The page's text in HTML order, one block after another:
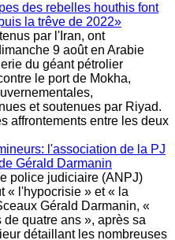
des rebelles houthis font
la trêve de 2022»
par l'Iran, ont
9 août en Arabie
du géant pétrolier
le port de Mokha,
et soutenues par Riyad.
affrontements entre les deux
l'association de la PJ
Gérald Darmanin
police judiciaire (ANPJ)
« l'hypocrisie » et « la
Gérald Darmanin, «
quatre ans », après sa
détaillant les nombreuses